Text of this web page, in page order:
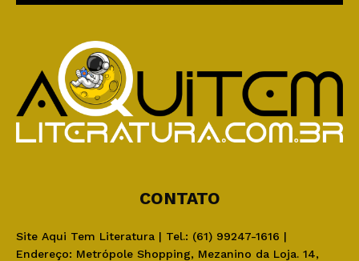
CONTATO
Site Aqui Tem Literatura | Tel.: (61) 99247-1616 |
Endereço: Metrópole Shopping, Mezanino da Loja. 14,